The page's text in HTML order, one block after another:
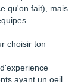
qu'on fait), mais
choisir ton
ayant un oeil